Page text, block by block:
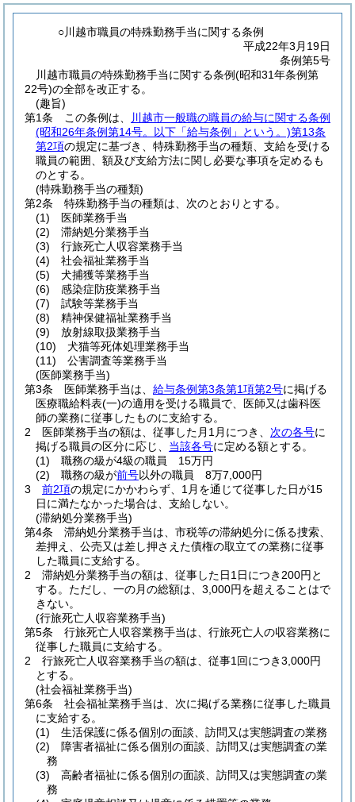
○川越市職員の特殊勤務手当に関する条例
平成22年3月19日
条例第5号
川越市職員の特殊勤務手当に関する条例(昭和31年条例第
22号)の全部を改正する。
(趣旨)
第1条
この条例は、
川越市一般職の職員の給与に関する条例
(昭和26年条例第14号。以下「給与条例」という。)第13条
第2項の規定に基づき、特殊勤務手当の種類、支給を受ける
職員の範囲、額及び支給方法に関し必要な事項を定めるも
のとする。
(特殊勤務手当の種類)
第2条
特殊勤務手当の種類は、次のとおりとする。
(1)
医師業務手当
(2)
滞納処分業務手当
(3)
行旅死亡人収容業務手当
(4)
社会福祉業務手当
(5)
犬捕獲等業務手当
(6)
感染症防疫業務手当
(7)
試験等業務手当
(8)
精神保健福祉業務手当
(9)
放射線取扱業務手当
(10)
犬猫等死体処理業務手当
(11)
公害調査等業務手当
(医師業務手当)
第3条
医師業務手当は、 給与条例第3条第1項第2号に掲げる
医療職給料表(一)の適用を受ける職員で、医師又は歯科医
師の業務に従事したものに支給する。
2
医師業務手当の額は、従事した月1月につき、 次の各号に
掲げる職員の区分に応じ、 当該各号に定める額とする。
(1)
職務の級が4級の職員 15万円
(2)
職務の級が前号以外の職員 8万7,000円
3
前2項の規定にかかわらず、1月を通じて従事した日が15
日に満たなかった場合は、支給しない。
(滞納処分業務手当)
第4条
滞納処分業務手当は、市税等の滞納処分に係る捜索、
差押え、公売又は差し押さえた債権の取立ての業務に従事
した職員に支給する。
2
滞納処分業務手当の額は、従事した日1日につき200円と
する。 ただし、一の月の総額は、3,000円を超えることはで
きない。
(行旅死亡人収容業務手当)
第5条
行旅死亡人収容業務手当は、行旅死亡人の収容業務に
従事した職員に支給する。
2
行旅死亡人収容業務手当の額は、従事1回につき3,000円
とする。
(社会福祉業務手当)
第6条
社会福祉業務手当は、次に掲げる業務に従事した職員
に支給する。
(1)
生活保護に係る個別の面談、訪問又は実態調査の業務
(2)
障害者福祉に係る個別の面談、訪問又は実態調査の業
務
(3)
高齢者福祉に係る個別の面談、訪問又は実態調査の業
務